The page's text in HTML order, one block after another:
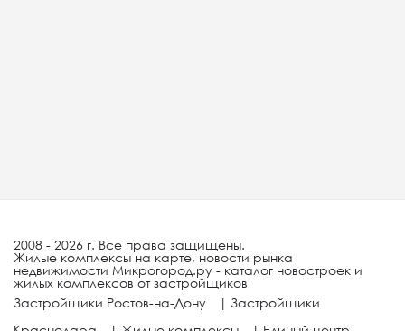
2008 - 2026 г. Все права защищены.
Жилые комплексы на карте, новости рынка
недвижимости Микрогород.ру - каталог новостроек и
жилых комплексов от застройщиков
Застройщики Ростов-на-Дону
| Застройщики